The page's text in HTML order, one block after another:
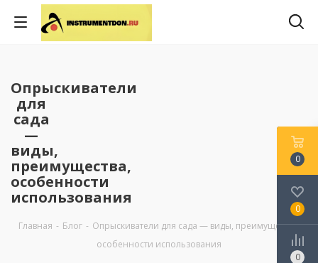
Опрыскиватели
для
сада
—
виды,
преимущества,
особенности
использования
Главная - Блог - Опрыскиватели для сада — виды, преимущества,
особенности использования
0
0
0